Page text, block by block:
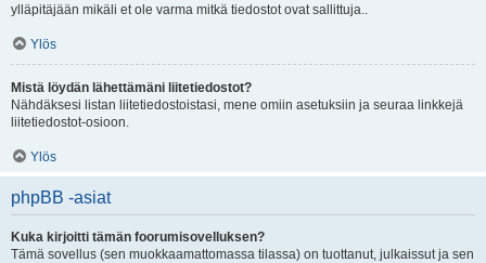
ylläpitäjään mikäli et ole varma mitkä tiedostot ovat sallittuja..
Ylös
Mistä löydän lähettämäni liitetiedostot?
Nähdäksesi listan liitetiedostoistasi, mene omiin asetuksiin ja seuraa linkkejä
liitetiedostot-osioon.
Ylös
phpBB -asiat
Kuka kirjoitti tämän foorumisovelluksen?
Tämä sovellus (sen muokkaamattomassa tilassa) on tuottanut, julkaissut ja sen